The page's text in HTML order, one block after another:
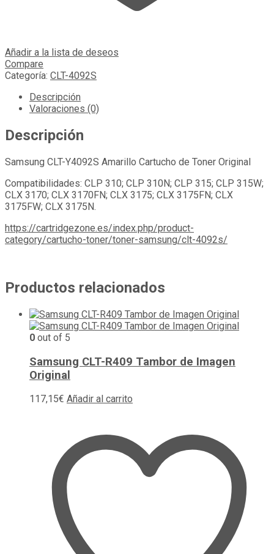
Añadir a la lista de deseos
Compare
Categoría: CLT-4092S
Descripción
Valoraciones (0)
Descripción
Samsung CLT-Y4092S Amarillo Cartucho de Toner Original
Compatibilidades: CLP 310; CLP 310N; CLP 315; CLP 315W;
CLX 3170; CLX 3170FN; CLX 3175; CLX 3175FN; CLX
3175FW; CLX 3175N.
https://cartridgezone.es/index.php/product-
category/cartucho-toner/toner-samsung/clt-4092s/
Productos relacionados
0 out of 5
Samsung CLT-R409 Tambor de Imagen
Original
117,15€ Añadir al carrito